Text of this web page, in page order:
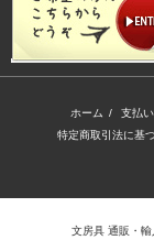
ホーム / 支払
特定商取引法に基
文房具 通販・